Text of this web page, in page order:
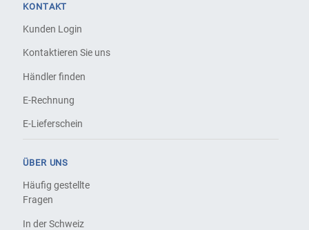
KONTAKT
Kunden Login
Kontaktieren Sie uns
Händler finden
E-Rechnung
E-Lieferschein
ÜBER UNS
Häufig gestellte
Fragen
In der Schweiz